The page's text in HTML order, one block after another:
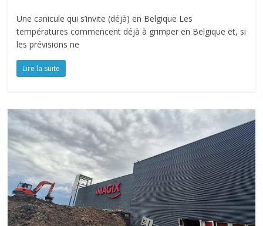
Une canicule qui s’invite (déjà) en Belgique Les
températures commencent déjà à grimper en Belgique et, si
les prévisions ne
Lire la suite